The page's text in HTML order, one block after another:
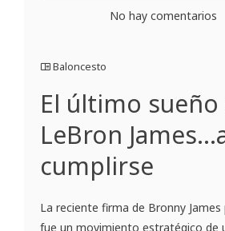
No hay comentarios
Baloncesto
El último sueño
LeBron
cumplirse
La reciente firma de Bronny
fue un movimiento estratégico de